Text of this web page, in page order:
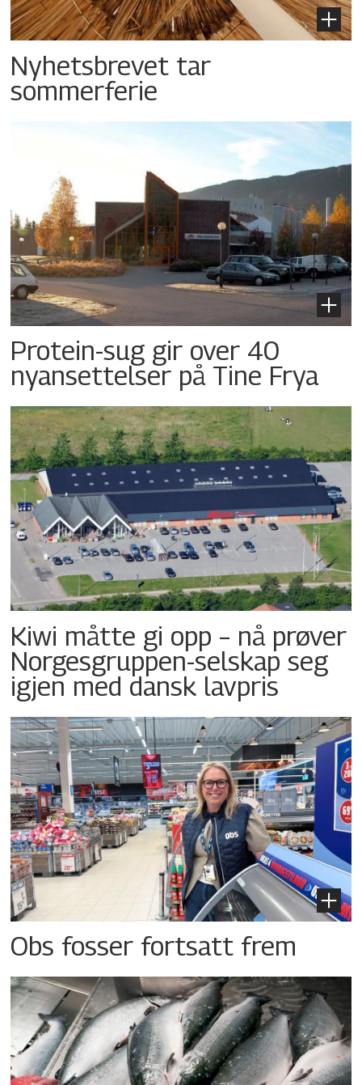
Nyhetsbrevet tar
sommerferie
Protein-sug gir over 40
nyansettelser på Tine Frya
Kiwi måtte gi opp – nå prøver
Norgesgruppen-selskap seg
igjen med dansk lavpris
Obs fosser fortsatt frem